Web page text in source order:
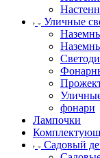
Уличные
фонари
Лампочки
Садовый